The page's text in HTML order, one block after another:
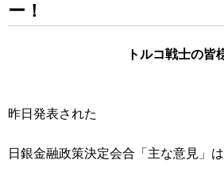
ー！
トルコ戦士の皆
昨日発表された
日銀金融政策決定会合「主な意見」は